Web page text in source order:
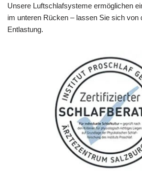
Unsere Luftschlafsysteme ermöglichen
im unteren Rücken – lassen Sie sich von
Entlastung.